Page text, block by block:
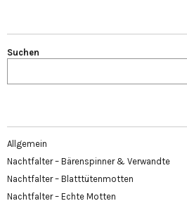
Suchen
Allgemein
Nachtfalter – Bärenspinner & Verwandte
Nachtfalter – Blatttütenmotten
Nachtfalter – Echte Motten